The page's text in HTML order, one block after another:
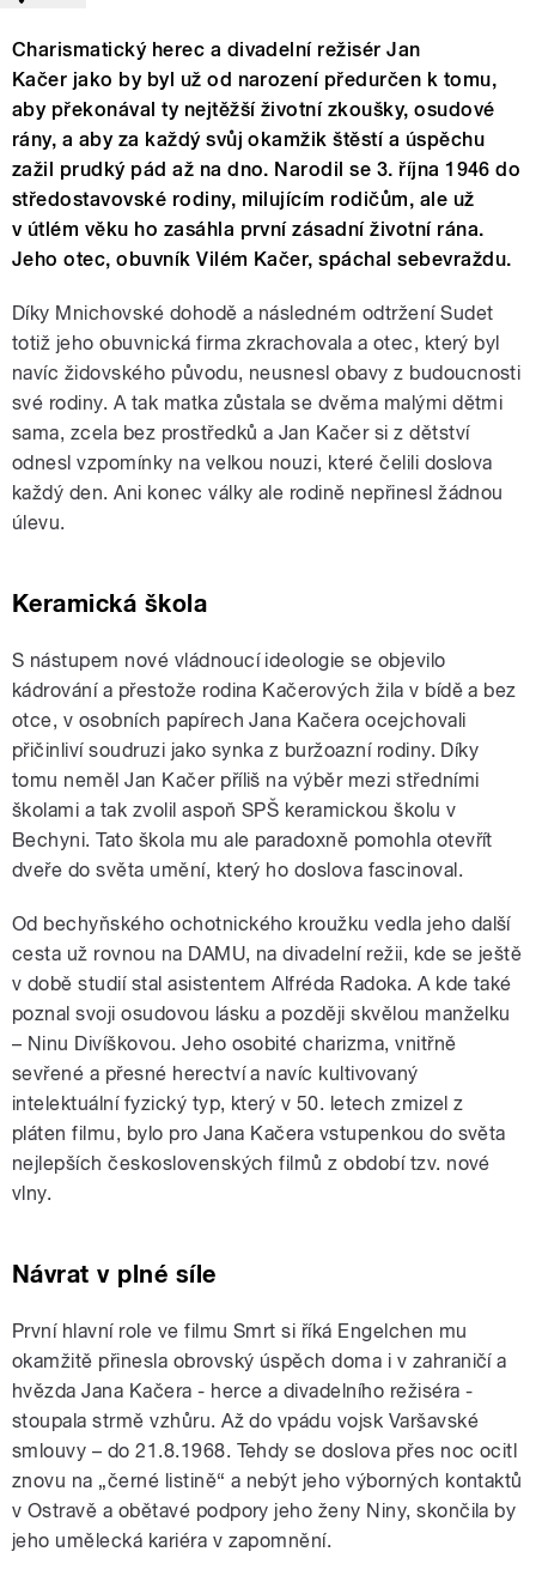
Charismatický herec a divadelní režisér Jan
Kačer jako by byl už od narození předurčen k tomu,
aby překonával ty nejtěžší životní zkoušky, osudové
rány, a aby za každý svůj okamžik štěstí a úspěchu
zažil prudký pád až na dno. Narodil se 3. října 1946 do
středostavovské rodiny, milujícím rodičům, ale už
v útlém věku ho zasáhla první zásadní životní rána.
Jeho otec, obuvník Vilém Kačer, spáchal sebevraždu.
Díky Mnichovské dohodě a následném odtržení Sudet
totiž jeho obuvnická firma zkrachovala a otec, který byl
navíc židovského původu, neusnesl obavy z budoucnosti
své rodiny. A tak matka zůstala se dvěma malými dětmi
sama, zcela bez prostředků a Jan Kačer si z dětství
odnesl vzpomínky na velkou nouzi, které čelili doslova
každý den. Ani konec války ale rodině nepřinesl žádnou
úlevu.
Keramická škola
S nástupem nové vládnoucí ideologie se objevilo
kádrování a přestože rodina Kačerových žila v bídě a bez
otce, v osobních papírech Jana Kačera ocejchovali
přičinliví soudruzi jako synka z buržoazní rodiny. Díky
tomu neměl Jan Kačer příliš na výběr mezi středními
školami a tak zvolil aspoň SPŠ keramickou školu v
Bechyni. Tato škola mu ale paradoxně pomohla otevřít
dveře do světa umění, který ho doslova fascinoval.
Od bechyňského ochotnického kroužku vedla jeho další
cesta už rovnou na DAMU, na divadelní režii, kde se ještě
v době studií stal asistentem Alfréda Radoka. A kde také
poznal svoji osudovou lásku a později skvělou manželku
– Ninu Divíškovou. Jeho osobité charizma, vnitřně
sevřené a přesné herectví a navíc kultivovaný
intelektuální fyzický typ, který v 50. letech zmizel z
pláten filmu, bylo pro Jana Kačera vstupenkou do světa
nejlepších československých filmů z období tzv. nové
vlny.
Návrat v plné síle
První hlavní role ve filmu Smrt si říká Engelchen mu
okamžitě přinesla obrovský úspěch doma i v zahraničí a
hvězda Jana Kačera - herce a divadelního režiséra -
stoupala strmě vzhůru. Až do vpádu vojsk Varšavské
smlouvy – do 21.8.1968. Tehdy se doslova přes noc ocitl
znovu na „černé listině“ a nebýt jeho výborných kontaktů
v Ostravě a obětavé podpory jeho ženy Niny, skončila by
jeho umělecká kariéra v zapomnění.